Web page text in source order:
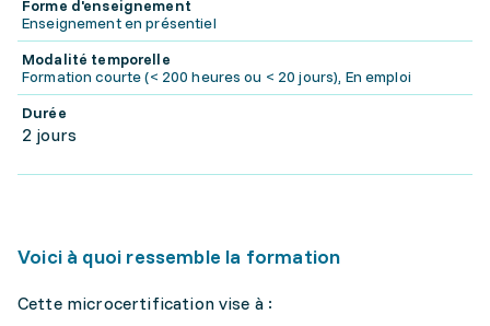
Forme d'enseignement
Enseignement en présentiel
Modalité temporelle
Formation courte (< 200 heures ou < 20 jours), En emploi
Durée
2 jours
Voici à quoi ressemble la formation
Cette microcertification vise à :